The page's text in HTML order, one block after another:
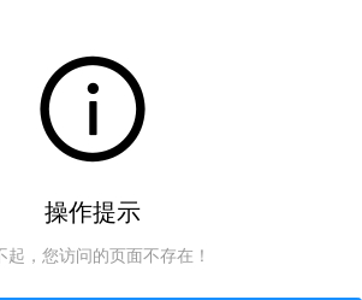
操作提示
起，您访问的页面不存在！